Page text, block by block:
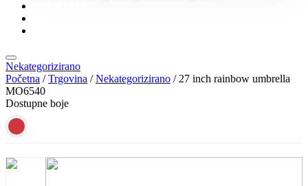
Nekategorizirano
Početna /Trgovina /Nekategorizirano / 27 inch rainbow umbrella
MO6540
Dostupne boje